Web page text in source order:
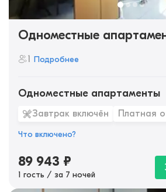
Одноместные
1 Подробнее
Одноместные апартаменты
Завтрак включён Платная
Что включено?
89 943 ₽
1 гость / за 7 ночей